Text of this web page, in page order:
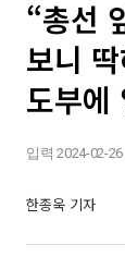
“총선
보니
도부에
입력 2024-02-
한종욱 기자